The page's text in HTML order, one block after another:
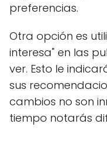
preferencias.
Otra opción es
interesa" en las
ver. Esto le
sus
cambios no son
tiempo notarás